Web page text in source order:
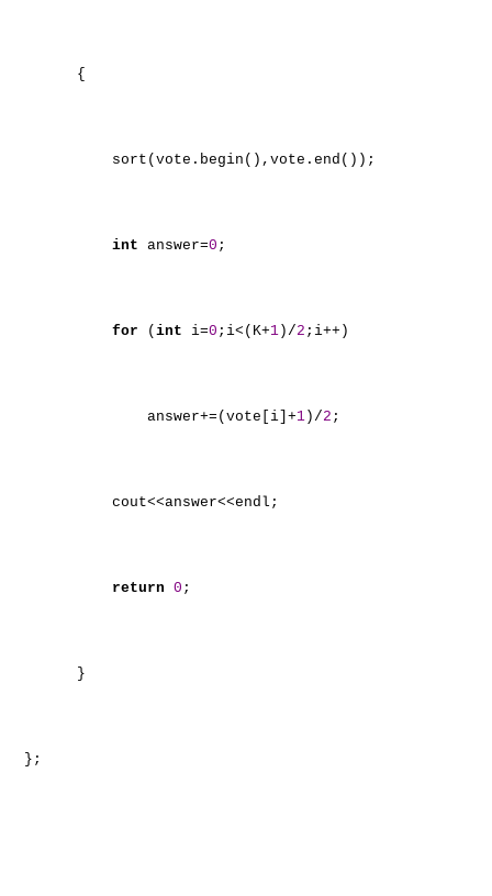
{
sort(vote.begin(),vote.end());
int answer=0 ;
for ( int i=0 ;i<(K+1 )/2 ;i++)
answer+=(vote[i]+1 )/2 ;
cout<<answer<<endl;
return 0 ;
}
};